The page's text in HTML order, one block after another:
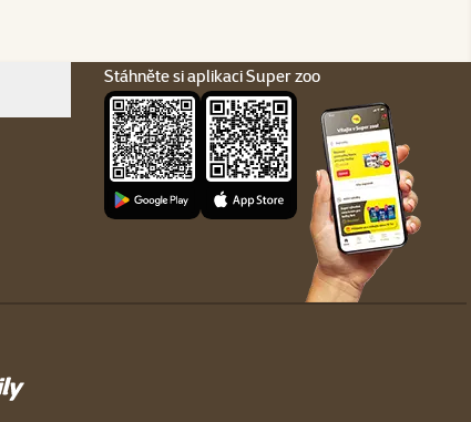
Stáhněte si aplikaci Super zoo